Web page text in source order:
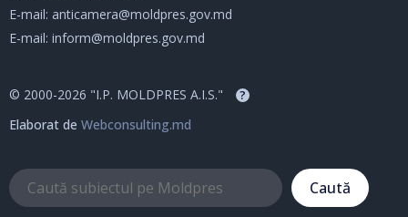
E-mail: anticamera@moldpres.gov.md
E-mail: inform@moldpres.gov.md
© 2000-2026 "I.P. MOLDPRES A.I.S." ?
Elaborat de Webconsulting.md
Caută